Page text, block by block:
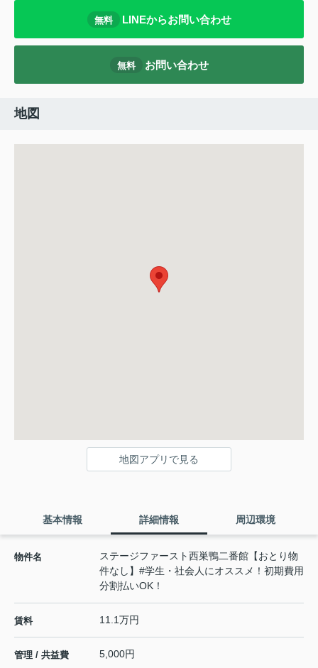
無料 LINEからお問い合わせ
無料 お問い合わせ
地図
地図アプリで見る
基本情報 詳細情報 周辺環境
物件名
ステージファースト西巣鴨二番館【おとり物
件なし】#学生・社会人にオススメ！初期費用
分割払いOK！
賃料 11.1万円
管理 / 共益費 5,000円